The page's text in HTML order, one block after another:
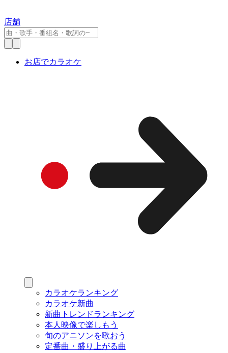
店舗
お店でカラオケ
カラオケランキング
カラオケ新曲
新曲トレンドランキング
本人映像で楽しもう
旬のアニソンを歌おう
定番曲・盛り上がる曲